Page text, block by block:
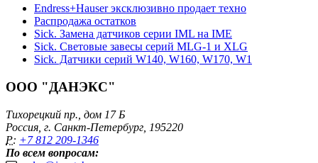
Endress+Hauser эксклюзивно продает техно
Распродажа остатков
Sick. Замена датчиков серии IML на IME
Sick. Световые завесы серий MLG-1 и XLG
Sick. Датчики серий W140, W160, W170, W1
ООО "ДАНЭКС"
Тихорецкий пр., дом 17 Б
Россия, г. Санкт-Петербург, 195220
P: +7 812 209-1346
По всем вопросам: